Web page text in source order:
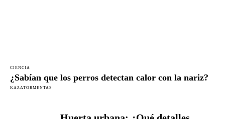
CIENCIA
¿Sabían que los perros detectan calor con la nariz?
KAZATORMENTAS